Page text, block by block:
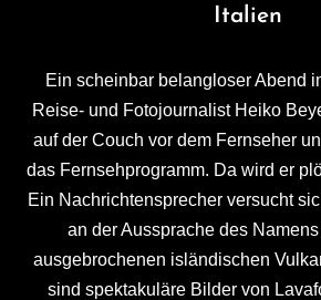
Italien
Ein scheinbar belangloser Abend
Reise- und Fotojournalist Heiko
auf der Couch vor dem Fernseher
das Fernsehprogramm. Da wird er
Ein Nachrichtensprecher versucht
an der Aussprache des
ausgebrochenen isländischen
sind spektakuläre Bilder von